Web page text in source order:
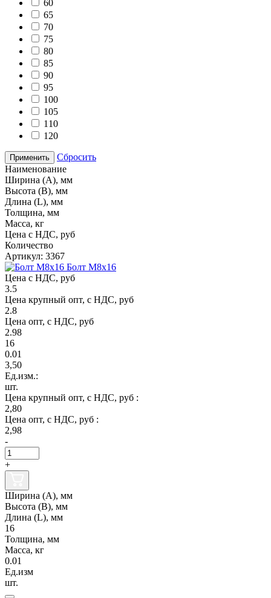
60
65
70
75
80
85
90
95
100
105
110
120
Применить
Сбросить
Наименование
Ширина (А), мм
Высота (В), мм
Длина (L), мм
Толщина, мм
Масса, кг
Цена с НДС, руб
Количество
Артикул: 3367
Болт М8х16
Цена с НДС, руб
3.5
Цена крупный опт, с НДС, руб
2.8
Цена опт, с НДС, руб
2.98
16
0.01
3,50
Ед.изм.:
шт.
Цена крупный опт, с НДС, руб :
2,80
Цена опт, с НДС, руб :
2,98
-
+
Ширина (А), мм
Высота (В), мм
Длина (L), мм
16
Толщина, мм
Масса, кг
0.01
Ед.изм
шт.